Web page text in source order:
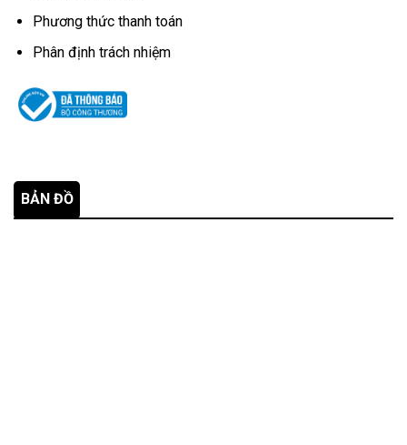
Phương thức thanh toán
Phân định trách nhiệm
BẢN ĐỒ